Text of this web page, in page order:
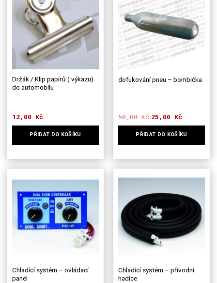
Držák / Klip papírů ( výkazu)
do automobilu
12,00 Kč
PŘIDAT DO KOŠÍKU
dofukování pneu – bombička
50,00Kč Původní
cena
50,00 Kč.
25,00 Kč
Aktuální
cena
25,00 Kč.
PŘIDAT DO KOŠÍKU
Chladící systém – ovládací
panel
Chladící systém – přívodní
hadice